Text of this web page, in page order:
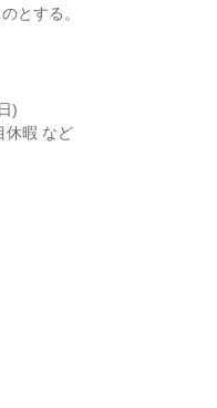
とする。
)
休暇 など